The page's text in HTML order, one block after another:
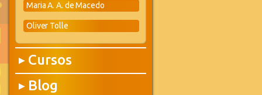
Maria A. A. de Macedo
Oliver Tolle
▶ Cursos
▶ Blog